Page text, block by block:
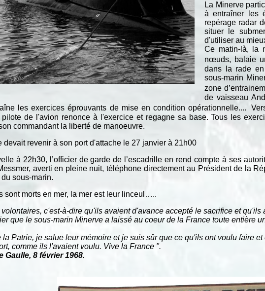
La Minerve
à entraîner les
repérage radar
situer le
d'utiliser au
Ce matin-là, la
nœuds, balaie
dans la rade
sous-marin
zone
de vaisseau
les exercices éprouvants de mise en condition opérationnelle....
de l'avion renonce à l'exercice et regagne sa base. Tous les
commandant la liberté de manoeuvre.
devait revenir à son port d'attache le 27 janvier à 21h00
à 22h30, l’officier de garde de l’escadrille en rend compte à ses
averti en pleine nuit, téléphone directement au Président de la
sous-marin.
sont morts en mer, la mer est leur linceul…..
c'est-à-dire qu'ils avaient d'avance accepté le sacrifice et
que le sous-marin Minerve a laissé au coeur de la France toute entière
la Patrie, je salue leur mémoire et je suis sûr que ce qu'ils ont voulu faire
comme ils l'avaient voulu. Vive la France ".
Gaulle, 8 février 1968.